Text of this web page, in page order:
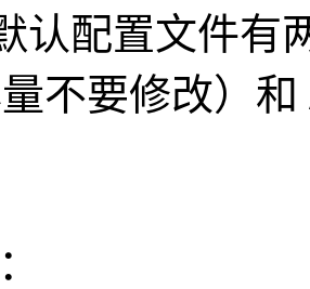
认配置文件有
不要修改）